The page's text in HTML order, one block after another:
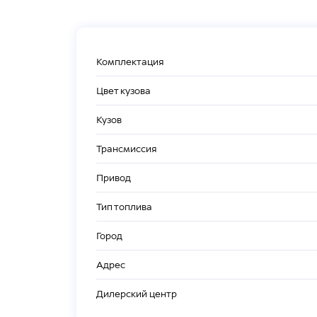
Комплектация
Цвет кузова
Кузов
Трансмиссия
Привод
Тип топлива
Город
Адрес
Дилерский центр